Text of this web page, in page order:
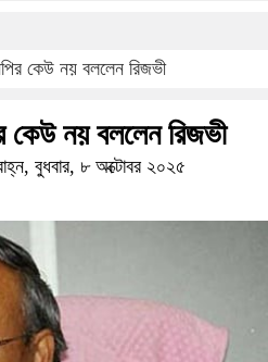
একটি চিঠিই বদলে দিল ৫ম শ্রেণির
কেউ নয় বললেন রিজভী
কেউ নয় বললেন রিজভী
বুধবার, ৮ অক্টোবর ২০২৫